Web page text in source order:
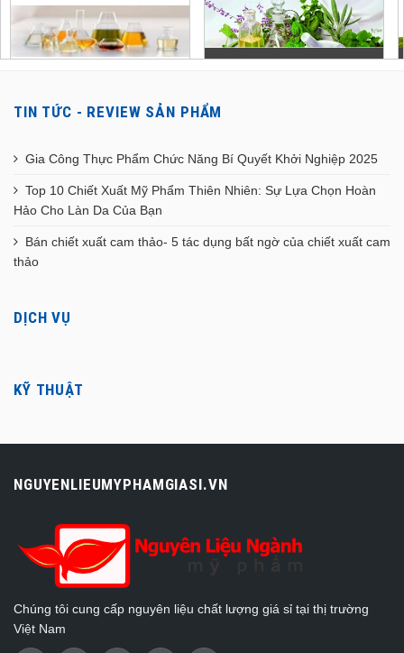
TIN TỨC - REVIEW SẢN PHẨM
Gia Công Thực Phẩm Chức Năng Bí Quyết Khởi Nghiệp 2025
Top 10 Chiết Xuất Mỹ Phẩm Thiên Nhiên: Sự Lựa Chọn Hoàn
Hảo Cho Làn Da Của Bạn
Bán chiết xuất cam thảo- 5 tác dụng bất ngờ của chiết xuất cam
thảo
DỊCH VỤ
KỸ THUẬT
NGUYENLIEUMYPHAMGIASI.VN
Chúng tôi cung cấp nguyên liệu chất lượng giá sỉ tại thị trường
Việt Nam